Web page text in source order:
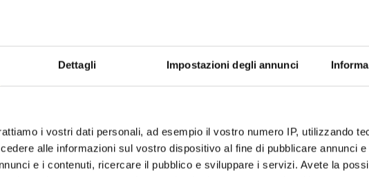
Dettagli Impostazioni degli annunci
i vostri dati personali, ad esempio il vostro numero IP, utilizzando
alle informazioni sul vostro dispositivo al fine di pubblicare annunci e
e i contenuti, ricercare il pubblico e sviluppare i servizi. Avete la
è rivolto in particolare agli atleti che competono a livello nazionale e
gli atleti non devono più scegliere tra il proseguimento della loro carriera
e ciclo unico, indipendentemente dall’indirizzo
(FSN) o straniere e gli Enti di Promozione Sportiva (EPS) affiliati al
agonistiche nazionali ointernazionalicome per esempio i